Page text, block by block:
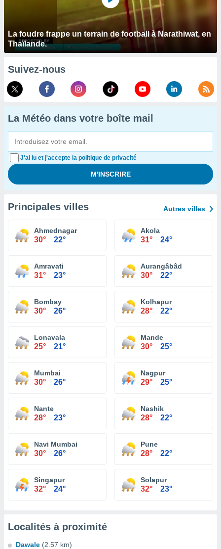
La foudre frappe un terrain de football à Narathiwat, en
Thaïlande.
Suivez-nous
La Météo dans votre boîte mail
J'ai lu et j'accepte la politique de privacité
Principales villes Autres villes
Ahmednagar
30° 22°
Akola
31° 24°
Amravati
31° 23°
Aurangâbâd
30° 22°
Bombay
30° 26°
Kolhapur
28° 22°
Lonavala
25° 21°
Mande
30° 25°
Mumbai
30° 26°
Nagpur
29° 25°
Nante
28° 23°
Nashik
28° 22°
Navi Mumbai
30° 26°
Pune
28° 22°
Singapur
32° 24°
Solapur
32° 23°
Localités à proximité
Dawale (2.57 km)